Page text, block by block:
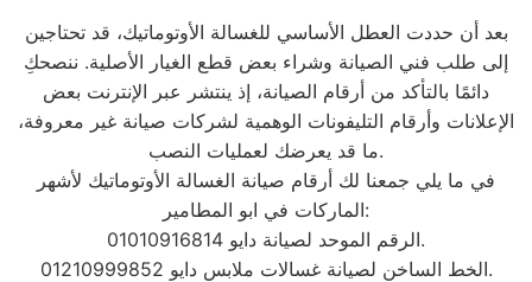
بعد أن حددت العطل الأساسي للغسالة الأوتوماتيك، قد تحتاجين
إلى طلب فني الصيانة وشراء بعض قطع الغيار الأصلية. ننصحكِ
دائمًا بالتأكد من أرقام الصيانة، إذ ينتشر عبر الإنترنت بعض
الإعلانات وأرقام التليفونات الوهمية لشركات صيانة غير معروفة،
ما قد يعرضك لعمليات النصب.
في ما يلي جمعنا لك أرقام صيانة الغسالة الأوتوماتيك لأشهر
الماركات في ابو المطامير:
الرقم الموحد لصيانة دايو 01010916814.
الخط الساخن لصيانة غسالات ملابس دايو 01210999852.